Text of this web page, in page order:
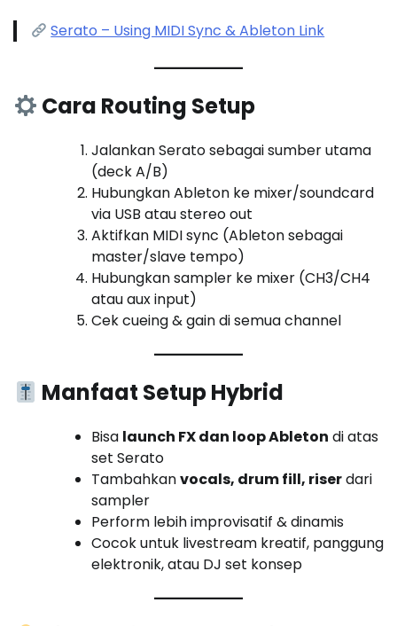
Serato – Using MIDI Sync & Ableton Link
Cara Routing Setup
Jalankan Serato sebagai sumber utama
(deck A/B)
Hubungkan Ableton ke mixer/soundcard
via USB atau stereo out
Aktifkan MIDI sync (Ableton sebagai
master/slave tempo)
Hubungkan sampler ke mixer (CH3/CH4
atau aux input)
Cek cueing & gain di semua channel
Manfaat Setup Hybrid
Bisa launch FX dan loop Ableton di atas
set Serato
Tambahkanvocals, drum fill, riserdari
sampler
Perform lebih improvisatif & dinamis
Cocok untuk livestream kreatif, panggung
elektronik, atau DJ set konsep